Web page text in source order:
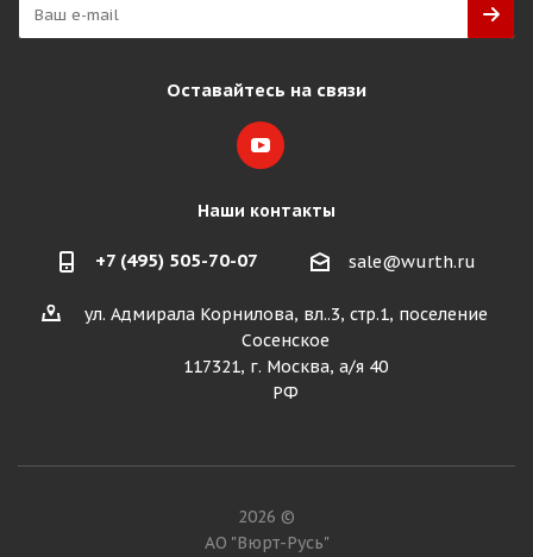
Оставайтесь на связи
Наши контакты
+7 (495) 505-70-07 sale@wurth.ru
ул. Адмирала Корнилова, вл..3, стр.1, поселение
Сосенское
117321, г. Москва, а/я 40
РФ
2026 ©
АО "Вюрт-Русь"